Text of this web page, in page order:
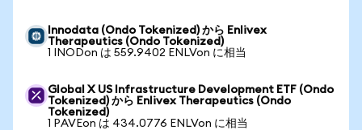
Innodata (Ondo Tokenized) から Enlivex
Therapeutics (Ondo Tokenized)
1 INODon は 559.9402 ENLVon に相当
Global X US Infrastructure Development ETF (Ondo
Tokenized) から Enlivex Therapeutics (Ondo
Tokenized)
1 PAVEon は 434.0776 ENLVon に相当